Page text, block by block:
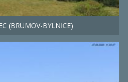
(BRUMOV-BYLNICE)